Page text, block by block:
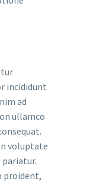
incididunt
ad
ullamco
voluptate
proident,